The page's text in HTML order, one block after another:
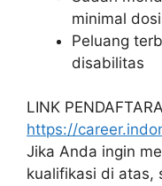
minimal
Peluang
disabilitas
LINK
https://
Jika Anda ingin
kualifikasi di atas,